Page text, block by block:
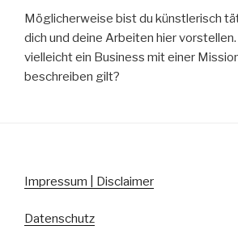
Möglicherweise bist du künstlerisch
dich und deine Arbeiten hier
vielleicht ein Business mit einer
beschreiben gilt?
Impressum | Disclaimer
Datenschutz